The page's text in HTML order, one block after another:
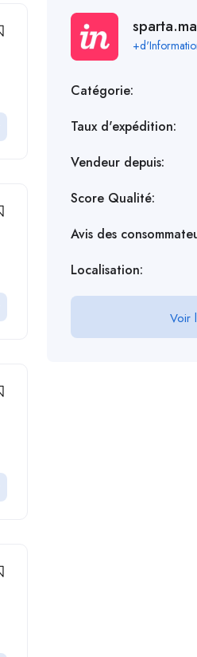
sparta.ma
Catégorie:
Taux d'expédition:
Vendeur depuis:
Score Qualité:
Avis des
Localisation:
Voir